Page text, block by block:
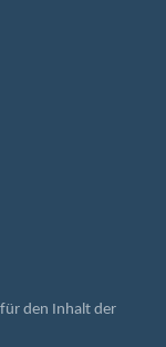
den Inhalt der